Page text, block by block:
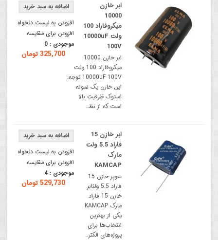
افزودن به لیست دلخواه
افزودن برای مقایسه
موجودی : 0
325,700 تومان
ابر خازن
10000
میکروفاراد 100
ولت 10000uF
100V
ابر خازن 10000
میکروفاراد 100 ولت
10000uF 100V توجه:
این خازن یک نمونه
استوک ظرفیت بالا
است که از نظ..
افزودن به لیست دلخواه
افزودن برای مقایسه
موجودی : 4
529,730 تومان
ابر خازن 15
فاراد 5.5 ولت
مارک
KAMCAP
سوپر خازن 15
فاراد 5.5 ولتابر
خازن 15 فاراد
مارک KAMCAP
یکی از بهترین
انتخاب‌ها برای
پروژه‌های الکتر..